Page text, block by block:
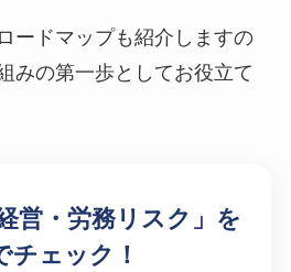
ードマップも紹介しますの
みの第一歩としてお役立て
営・労務リスク」を
チェック！